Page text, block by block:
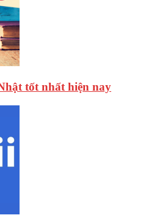
tốt nhất hiện nay